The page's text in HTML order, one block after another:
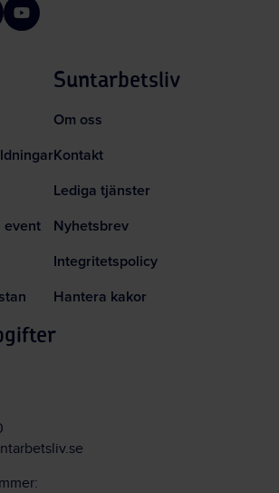
YouTube
event
Suntarbetsliv
Om oss
Kontakt
Lediga tjänster
Nyhetsbrev
Integritetspolicy
Hantera kakor